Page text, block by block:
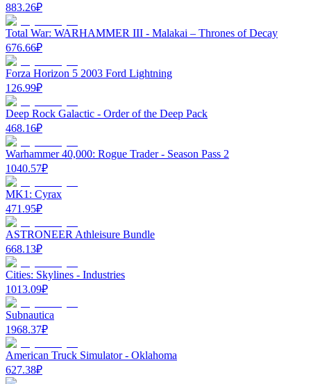
883.26₽
Total War: WARHAMMER III - Malakai – Thrones of Decay
676.66₽
Forza Horizon 5 2003 Ford Lightning
126.99₽
Deep Rock Galactic - Order of the Deep Pack
468.16₽
Warhammer 40,000: Rogue Trader - Season Pass 2
1040.57₽
MK1: Cyrax
471.95₽
ASTRONEER Athleisure Bundle
668.13₽
Cities: Skylines - Industries
1013.09₽
Subnautica
1968.37₽
American Truck Simulator - Oklahoma
627.38₽